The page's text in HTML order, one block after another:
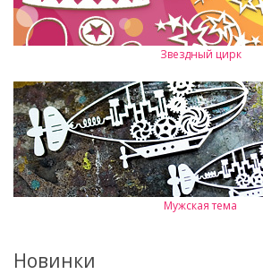
Звездный цирк
Мужская тема
Новинки